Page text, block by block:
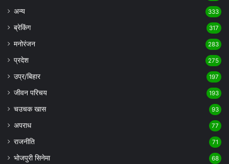
अन्य 333
ब्रेकिंग 317
मनोरंजन 283
प्रदेश 275
उप्र/बिहार 197
जीवन परिचय 193
चउचक खास 93
अपराध 77
राजनीति 71
भोजपुरी सिनेमा 68